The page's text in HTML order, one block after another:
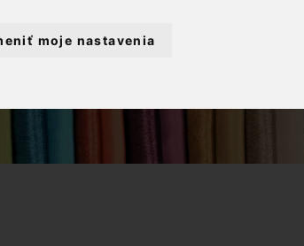
moje nastavenia